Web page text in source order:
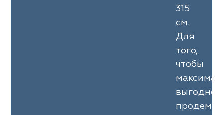
315
см.
Для
того,
чтобы
выгодно